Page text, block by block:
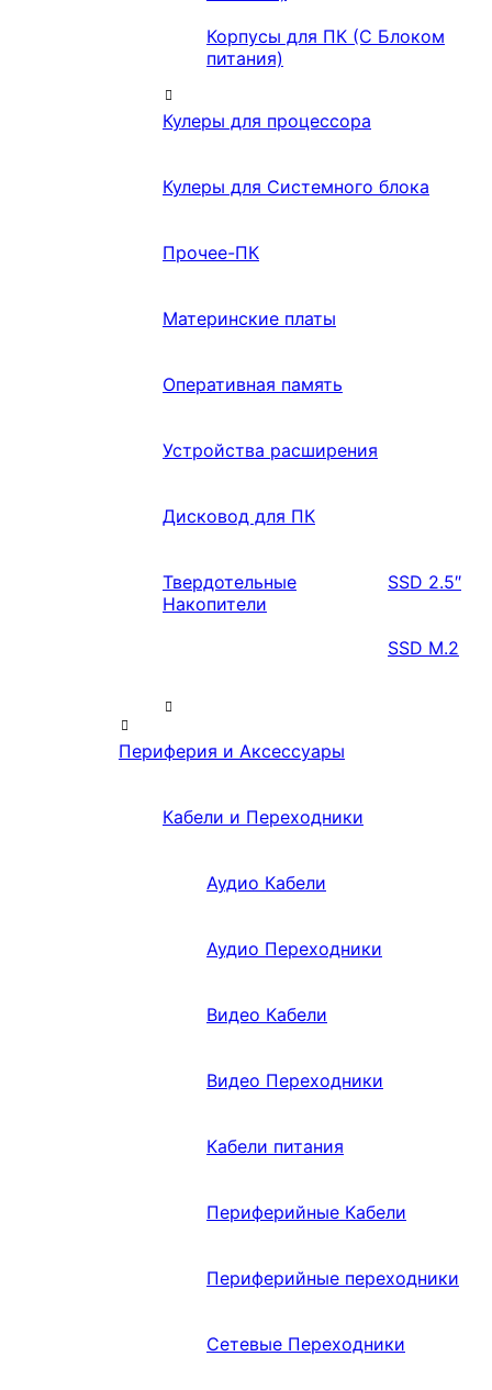
Корпусы для ПК (С Блоком
питания)
Кулеры для процессора
Кулеры для Системного блока
Прочее-ПК
Материнские платы
Оперативная память
Устройства расширения
Дисковод для ПК
Твердотельные
Накопители
SSD 2.5″
SSD M.2
Периферия и Аксессуары
Кабели и Переходники
Аудио Кабели
Аудио Переходники
Видео Кабели
Видео Переходники
Кабели питания
Периферийные Кабели
Периферийные переходники
Сетевые Переходники